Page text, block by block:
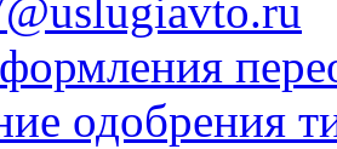
одобрения